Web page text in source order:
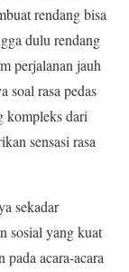
rendang bisa
dulu rendang
perjalanan jauh
soal rasa pedas
kompleks dari
sensasi rasa
sekadar
sosial yang kuat
acara-acara